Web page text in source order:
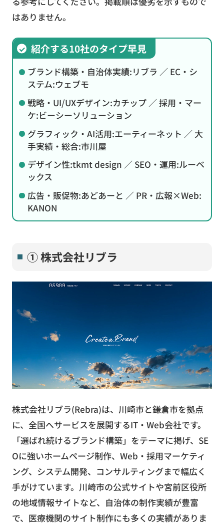
はありません。
紹介する10社のタイプ早見
ブランド構築・自治体実績:リブラ ／ EC・シ
ステム:ウェブモ
戦略・UI/UXデザイン:カチップ ／ 採用・マー
ケ:ビーシーソリューション
グラフィック・AI活用:エーティーネット ／ 大
手実績・総合:市川屋
デザイン性:tkmt design ／ SEO・運用:ルーベ
ックス
広告・販促物:あどあーと ／ PR・広報×Web:
KANON
① 株式会社リブラ
株式会社リブラ(Rebra)は、川崎市と鎌倉市を拠点
に、全国へサービスを展開するIT・Web会社です。
「選ばれ続けるブランド構築」をテーマに掲げ、SE
Oに強いホームページ制作、Web・採用マーケティ
ング、システム開発、コンサルティングまで幅広く
手がけています。川崎市の公式サイトや宮前区役所
の地域情報サイトなど、自治体の制作実績が豊富
で、医療機関のサイト制作にも多くの実績がありま